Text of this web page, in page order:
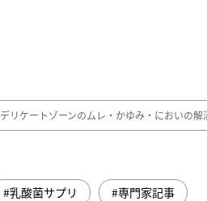
デリケートゾーンのムレ・かゆみ・においの
乳酸菌サプリ 専門家記事